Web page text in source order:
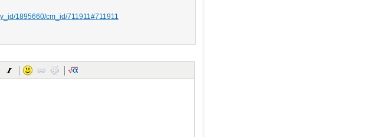
1895660/cm_id/711911#711911